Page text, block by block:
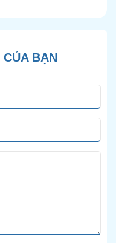
BẠN